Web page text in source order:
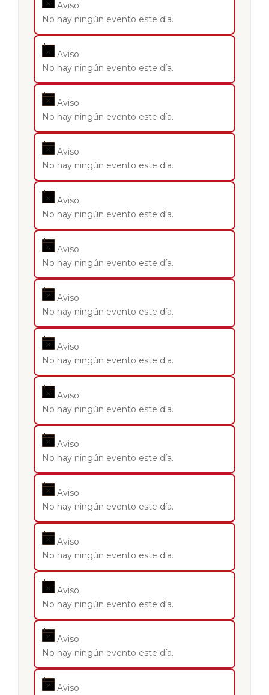
Aviso
No hay ningún evento este día.
Aviso
No hay ningún evento este día.
Aviso
No hay ningún evento este día.
Aviso
No hay ningún evento este día.
Aviso
No hay ningún evento este día.
Aviso
No hay ningún evento este día.
Aviso
No hay ningún evento este día.
Aviso
No hay ningún evento este día.
Aviso
No hay ningún evento este día.
Aviso
No hay ningún evento este día.
Aviso
No hay ningún evento este día.
Aviso
No hay ningún evento este día.
Aviso
No hay ningún evento este día.
Aviso
No hay ningún evento este día.
Aviso